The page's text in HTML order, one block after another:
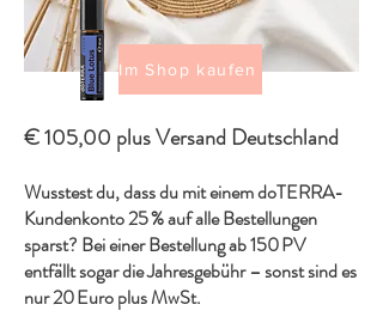
Im Shop kaufen
€ 105,00 plus Versand Deutschland
Wusstest du, dass du mit einem doTERRA-
Kundenkonto 25 % auf alle Bestellungen
sparst? Bei einer Bestellung ab 150 PV
entfällt sogar die Jahresgebühr – sonst sind es
nur 20 Euro plus MwSt.